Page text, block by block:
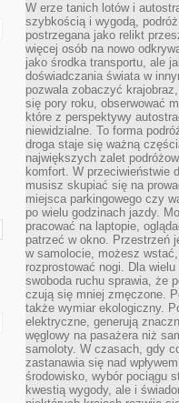
W erze tanich lotów i
szybkością i wygodą,
postrzegana jako relikt
więcej osób na nowo
jako środka transportu, ale
doświadczania świata w
pozwala zobaczyć
się pory roku, obserwować
które z perspektywy
niewidzialne. To forma
droga staje się ważną
największych zalet
komfort. W przeciwieństwie
musisz skupiać się na
miejsca parkingowego czy
po wielu godzinach jazdy.
pracować na laptopie,
patrzeć w okno. Przestrzeń
w samolocie, możesz
rozprostować nogi. Dla wielu
swoboda ruchu sprawia, że
czują się mniej zmęczone.
także wymiar ekologiczny.
elektryczne, generują
węglowy na pasażera niż
samoloty. W czasach, gdy
zastanawia się nad
środowisko, wybór pociągu
kwestią wygody, ale i